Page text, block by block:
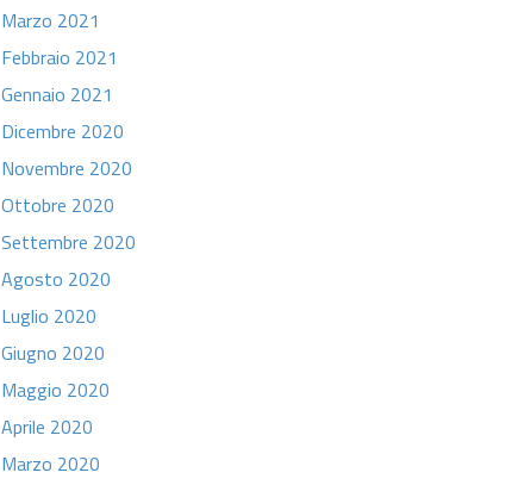
Marzo 2021
Febbraio 2021
Gennaio 2021
Dicembre 2020
Novembre 2020
Ottobre 2020
Settembre 2020
Agosto 2020
Luglio 2020
Giugno 2020
Maggio 2020
Aprile 2020
Marzo 2020